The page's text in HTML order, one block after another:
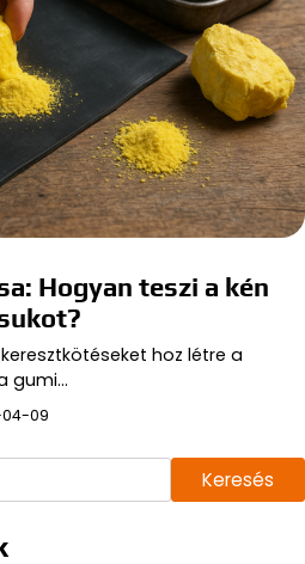
Hogyan teszi a kén
hoz létre a
gumi…
09
Keresés